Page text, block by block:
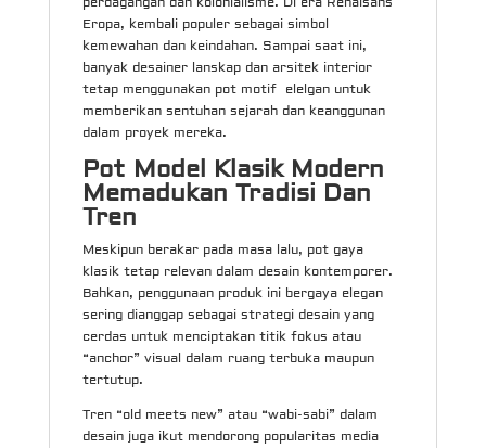
Eropa, kembali populer sebagai simbol
kemewahan dan keindahan. Sampai saat ini,
banyak desainer lanskap dan arsitek interior
tetap menggunakan pot motif elelgan untuk
memberikan sentuhan sejarah dan keanggunan
dalam proyek mereka.
Pot Model Klasik Modern
Memadukan Tradisi Dan
Tren
Meskipun berakar pada masa lalu, pot gaya
klasik tetap relevan dalam desain kontemporer.
Bahkan, penggunaan produk ini bergaya elegan
sering dianggap sebagai strategi desain yang
cerdas untuk menciptakan titik fokus atau
“anchor” visual dalam ruang terbuka maupun
tertutup.
Tren “old meets new” atau “wabi-sabi” dalam
desain juga ikut mendorong popularitas media